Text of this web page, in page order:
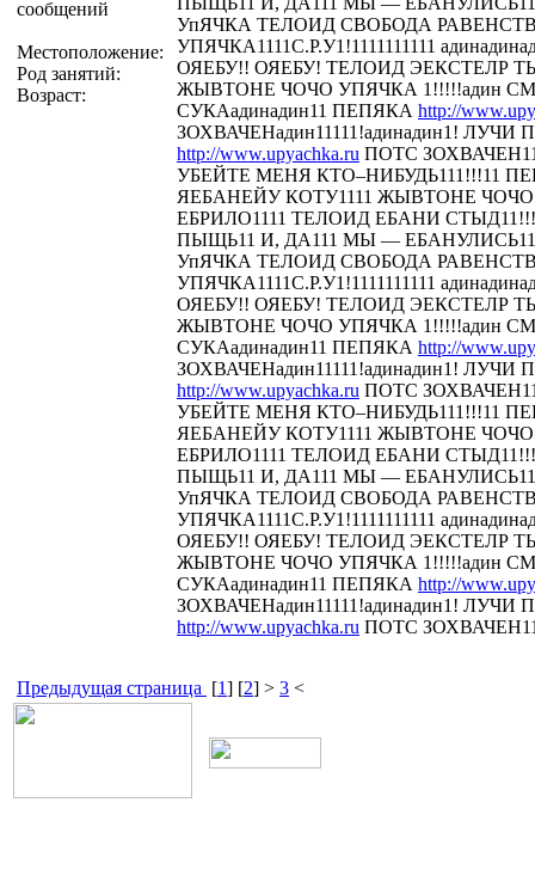
сообщений
Местоположение:
Род занятий:
Возраст:
УпЯЧКА ТЕЛОИД СВОБОДА
УПЯЧКА1111С.Р.У1!1111111111
ОЯЕБУ!! ОЯЕБУ! ТЕЛОИД ЭЕКСТЕЛР
ЖЫВТОНЕ ЧОЧО УПЯЧКА 1!!!!!адин
СУКАадинадин11 ПЕПЯКА http://
ЗОХВАЧЕНадин11111!адинадин1! ЛУЧИ
http://www.upyachka.ru ПОТС
УБЕЙТЕ МЕНЯ КТО–НИБУДЬ111!!!11
ЯЕБАНЕЙУ КОТУ1111 ЖЫВТОНЕ ЧОЧО
ЕБРИЛО1111 ТЕЛОИД ЕБАНИ СТЫД11!!!
ПЫЩЬ11 И, ДА111 МЫ —
УпЯЧКА ТЕЛОИД СВОБОДА
УПЯЧКА1111С.Р.У1!1111111111
ОЯЕБУ!! ОЯЕБУ! ТЕЛОИД ЭЕКСТЕЛР
ЖЫВТОНЕ ЧОЧО УПЯЧКА 1!!!!!адин
СУКАадинадин11 ПЕПЯКА http://
ЗОХВАЧЕНадин11111!адинадин1! ЛУЧИ
http://www.upyachka.ru ПОТС
УБЕЙТЕ МЕНЯ КТО–НИБУДЬ111!!!11
ЯЕБАНЕЙУ КОТУ1111 ЖЫВТОНЕ ЧОЧО
ЕБРИЛО1111 ТЕЛОИД ЕБАНИ СТЫД11!!!
ПЫЩЬ11 И, ДА111 МЫ —
УпЯЧКА ТЕЛОИД СВОБОДА
УПЯЧКА1111С.Р.У1!1111111111
ОЯЕБУ!! ОЯЕБУ! ТЕЛОИД ЭЕКСТЕЛР
ЖЫВТОНЕ ЧОЧО УПЯЧКА 1!!!!!адин
СУКАадинадин11 ПЕПЯКА http://
ЗОХВАЧЕНадин11111!адинадин1! ЛУЧИ
http://www.upyachka.ru ПОТС
Предыдущая страница [1] [2] > 3 <